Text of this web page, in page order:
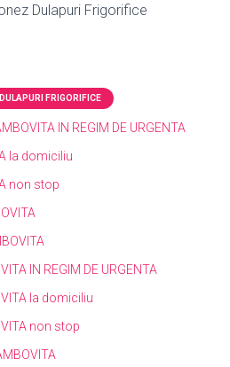
Dulapuri Frigorifice
FRIGORIFICE
IN REGIM DE URGENTA
la domiciliu
non stop
IN REGIM DE URGENTA
la domiciliu
non stop